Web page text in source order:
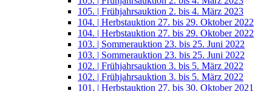
105. | Frühjahrsauktion 2. bis 4. März 2023
104. | Herbstauktion 27. bis 29. Oktober 2022
104. | Herbstauktion 27. bis 29. Oktober 2022
103. | Sommerauktion 23. bis 25. Juni 2022
103. | Sommerauktion 23. bis 25. Juni 2022
102. | Frühjahrsauktion 3. bis 5. März 2022
102. | Frühjahrsauktion 3. bis 5. März 2022
101. | Herbstauktion 27. bis 30. Oktober 2021